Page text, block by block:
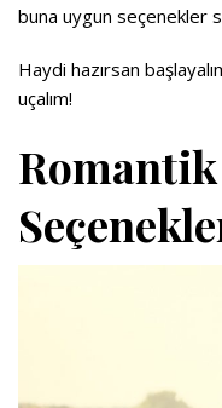
buna uygun seçenekler
Haydi hazırsan
uçalım!